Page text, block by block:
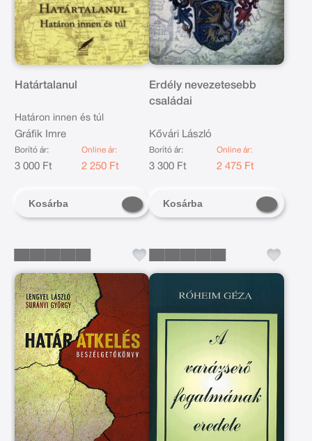
Határtalanul
Határon innen és túl
Gráfik Imre
Borító ár:
3 000 Ft
Online ár:
2 250 Ft
Kosárba
Erdély nevezetesebb
családai
Kővári László
Borító ár:
3 300 Ft
Online ár:
2 475 Ft
Kosárba